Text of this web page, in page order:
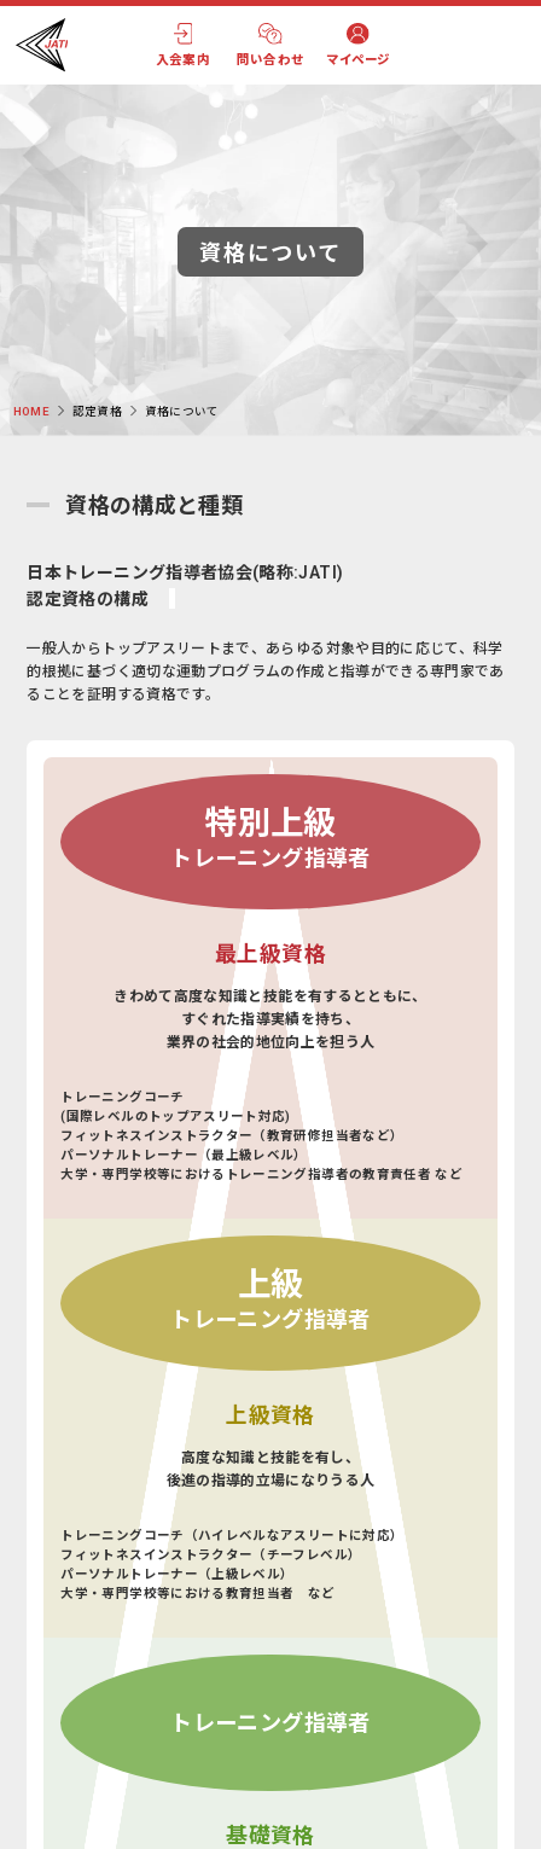
入会案内 問い合わせ マイページ
資格について
HOME 認定資格 資格について
資格の構成と種類
日本トレーニング指導者協会(略称:JATI)
認定資格の構成
一般人からトップアスリートまで、あらゆる対象や目的に応じて、科学
的根拠に基づく適切な運動プログラムの作成と指導ができる専門家であ
ることを証明する資格です。
最上級資格
きわめて高度な知識と技能を有するとともに、
すぐれた指導実績を持ち、
業界の社会的地位向上を担う人
特別上級
トレーニング指導者
トレーニングコーチ
(国際レベルのトップアスリート対応)
フィットネスインストラクター（教育研修担当者など）
パーソナルトレーナー（最上級レベル）
大学・専門学校等におけるトレーニング指導者の教育責任者 など
上級資格
高度な知識と技能を有し、
後進の指導的立場になりうる人
上級
トレーニング指導者
トレーニングコーチ（ハイレベルなアスリートに対応）
フィットネスインストラクター（チーフレベル）
パーソナルトレーナー（上級レベル）
大学・専門学校等における教育担当者 など
基礎資格
トレーニング指導者